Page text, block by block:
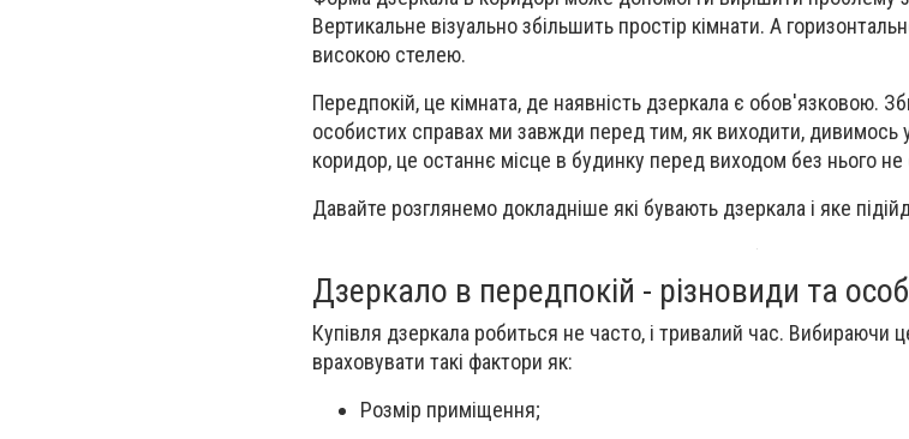
Вертикальне візуально збільшить простір кімнати. А
високою стелею.
Передпокій, це кімната, де наявність дзеркала є обов'язковою.
особистих справах ми завжди перед тим, як виходити, дивимось
коридор, це останнє місце в будинку перед виходом без нього не
Давайте розглянемо докладніше які бувають дзеркала і яке
Дзеркало в передпокій - різновиди та
Купівля дзеркала робиться не часто, і тривалий час. Вибираючи
враховувати такі фактори як:
Розмір приміщення;